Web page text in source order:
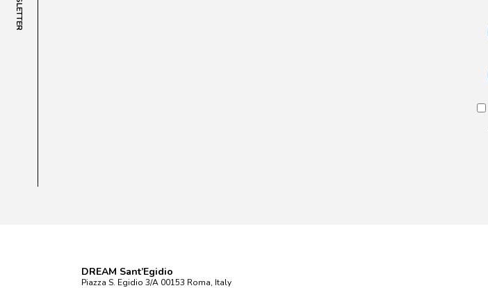
DREAM Sant’Egidio
Piazza S. Egidio 3/A 00153 Roma, Italy